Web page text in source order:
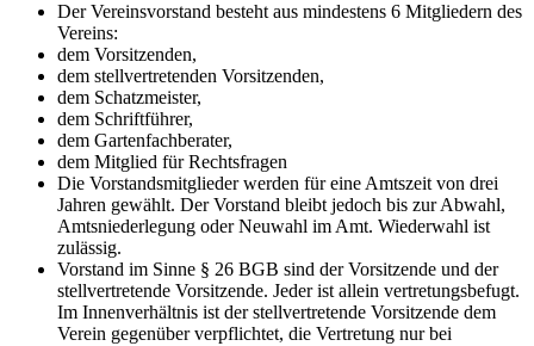
Der Vereinsvorstand besteht aus mindestens 6 Mitgliedern des
Vereins:
dem Vorsitzenden,
dem stellvertretenden Vorsitzenden,
dem Schatzmeister,
dem Schriftführer,
dem Gartenfachberater,
dem Mitglied für Rechtsfragen
Die Vorstandsmitglieder werden für eine Amtszeit von drei
Jahren gewählt. Der Vorstand bleibt jedoch bis zur Abwahl,
Amtsniederlegung oder Neuwahl im Amt. Wiederwahl ist
zulässig.
Vorstand im Sinne § 26 BGB sind der Vorsitzende und der
stellvertretende Vorsitzende. Jeder ist allein vertretungsbefugt.
Im Innenverhältnis ist der stellvertretende Vorsitzende dem
Verein gegenüber verpflichtet, die Vertretung nur bei